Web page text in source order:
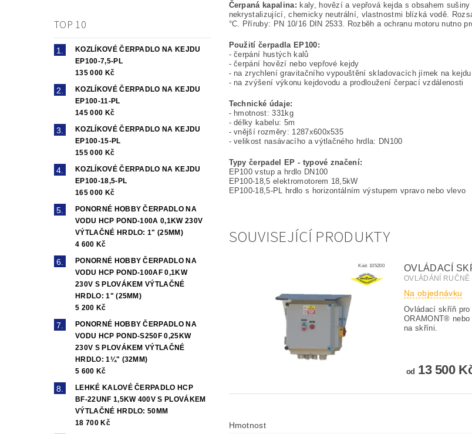
TOP 10
KOZLÍKOVÉ ČERPADLO NA KEJDU
EP100-7,5-PL
135 000 Kč
KOZLÍKOVÉ ČERPADLO NA KEJDU
EP100-11-PL
145 000 Kč
KOZLÍKOVÉ ČERPADLO NA KEJDU
EP100-15-PL
155 000 Kč
KOZLÍKOVÉ ČERPADLO NA KEJDU
EP100-18,5-PL
165 000 Kč
PONORNÉ HOBBY ČERPADLO NA
VODU HCP POND-100A 0,1KW 230V
VÝTLAČNÉ HRDLO: 1" (25MM)
4 600 Kč
PONORNÉ HOBBY ČERPADLO NA
VODU HCP POND-100AF 0,1KW
230V S PLOVÁKEM VÝTLAČNÉ
HRDLO: 1" (25MM)
5 200 Kč
PONORNÉ HOBBY ČERPADLO NA
VODU HCP POND-S250F 0,25KW
230V S PLOVÁKEM VÝTLAČNÉ
HRDLO: 1¼" (32MM)
5 600 Kč
LEHKÉ KALOVÉ ČERPADLO HCP
BF-22UNF 1,5KW 400V S PLOVÁKEM
VÝTLAČNÉ HRDLO: 50MM
18 700 Kč
Čerpaná kapalina: kaly, hovězí a vepřová kejda s obsahem
nekrystalizující, chemicky neutrální, vlastnostmi blízká vodě.
°C. Příruby: PN 10/16 DIN 2533. Rozběh a ochranu motoru nutno
Použití čerpadla EP100:
- čerpání hustých kalů
- čerpání hovězí nebo vepřové kejdy
- na zrychlení gravitačního vypouštění skladovacích jímek na kejdu
- na zvýšení výkonu kejdovodu a prodloužení čerpací vzdálenosti
Technické údaje:
- hmotnost: 331kg
- délky kabelu: 5m
- vnější rozměry: 1287x600x535
- velikost nasávacího a výtlačného hrdla: DN100
Typy čerpadel EP - typové značení:
EP100 vstup a hrdlo DN100
EP100-18,5 elektromotorem 18,5kW
EP100-18,5-PL hrdlo s horizontálním výstupem vpravo nebo vlevo
SOUVISEJÍCÍ PRODUKTY
Kód: 105200 OVLÁDACÍ
OVLÁDÁNÍ RUČNĚ
Na objednávku
Ovládací skříň pro
ORAMONT®
na skříni.
od 13 500
Hmotnost